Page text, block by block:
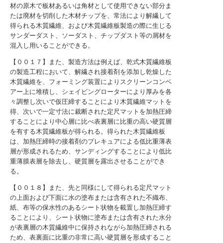
材の原木で板材あるいは角材として使用できない部分ま
たは廃材を切削した木材チップを、常法により解繊して
得られる木質繊維、および木質繊維板製造の際に生じる
サンダーダスト、ソーダスト、チップダスト等の屑材を
混入し用いることができる。
【００１７】また、製造方法は例えば、乾式木質繊維板
の製造工程において、解繊され接着剤を添加し乾燥した
木質繊維を、フォーミング装置によりスクリーンコンベ
アー上に堆積し、シェイビングローターにより厚みを各
々調整し次いで仮圧締することにより木質繊維マットを
得、次いで一定寸法に裁断された定尺マットを加熱圧締
することにより中心層に比べ表裏層に比重の高い硬質層
を有する木質繊維板が得られる。得られた木質繊維板
は、加熱圧締時の接着剤のプレキュアによる低比重薄表
層が形成されるため、サンディングすることにより低比
重薄膜表層を除去し、硬質層を露出させることができ
る。
【００１８】また、先と同様にして得られる定尺マット
の上面および下面に水の塗布または含有された不織布、
紙、布等の保水性のあるシート状物を載置し加熱圧締す
ることにより、シート状物に塗布または含有された水分
が表裏層の木質繊維中に保持されながら加熱圧締される
ため、表裏面に比重の非常に高い硬質層を形成すること